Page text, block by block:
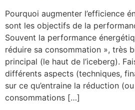
Pourquoi augmenter l’efficience
sont les objectifs de la
Souvent la performance
réduire sa consommation », très
principal (le haut de l’iceberg).
différents aspects (techniques,
sur ce qu’entraine la réduction
consommations […]